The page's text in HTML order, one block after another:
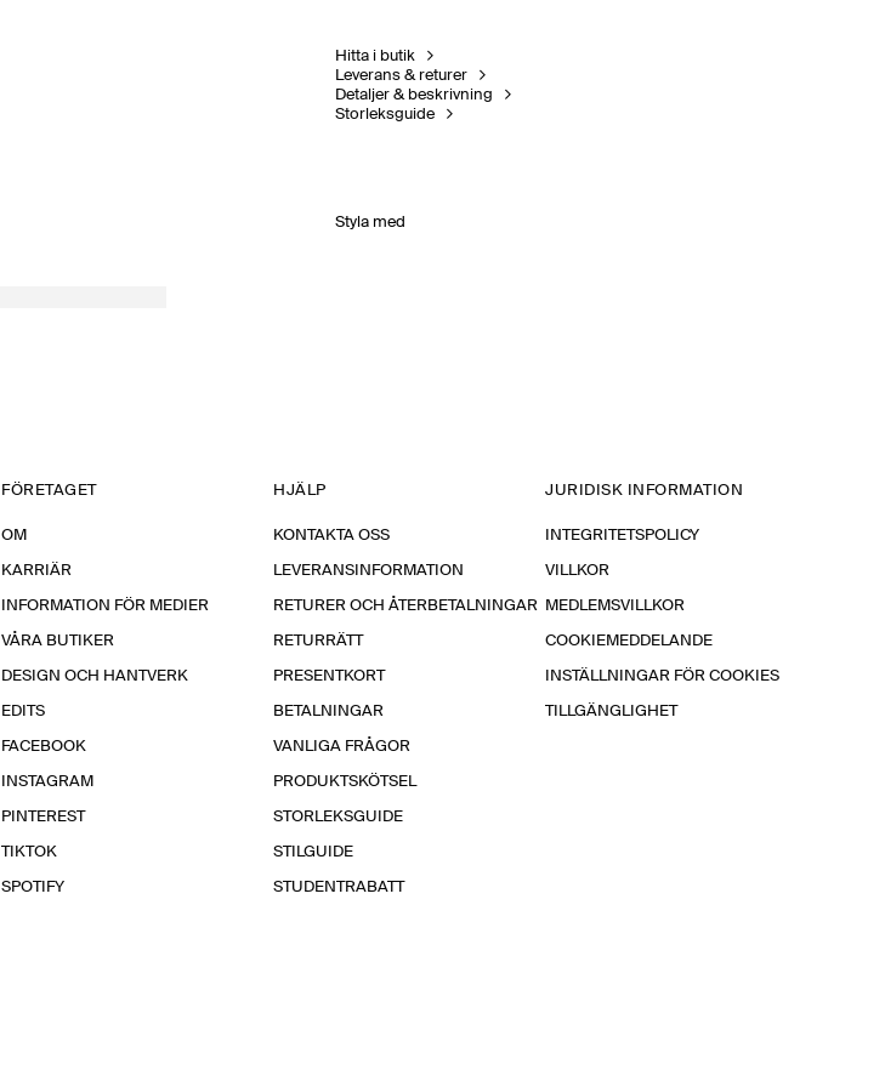
Hitta i butik
Leverans & returer
Detaljer & beskrivning
Storleksguide
Styla med
FÖRETAGET
OM
KARRIÄR
INFORMATION FÖR MEDIER
VÅRA BUTIKER
DESIGN OCH HANTVERK
EDITS
FACEBOOK
INSTAGRAM
PINTEREST
TIKTOK
SPOTIFY
HJÄLP
KONTAKTA OSS
LEVERANSINFORMATION
RETURER OCH ÅTERBETALNINGAR
RETURRÄTT
PRESENTKORT
BETALNINGAR
VANLIGA FRÅGOR
PRODUKTSKÖTSEL
STORLEKSGUIDE
STILGUIDE
STUDENTRABATT
JURIDISK INFORMATION
INTEGRITETSPOLICY
VILLKOR
MEDLEMSVILLKOR
COOKIEMEDDELANDE
INSTÄLLNINGAR FÖR COOKIES
TILLGÄNGLIGHET